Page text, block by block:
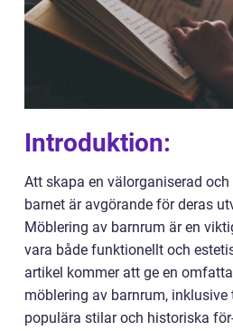
Introduktion:
Att skapa en välorganiserad
barnet är avgörande för deras
Möblering av barnrum är en
vara både funktionellt och
artikel kommer att ge en
möblering av barnrum, inklusive
populära stilar och historiska